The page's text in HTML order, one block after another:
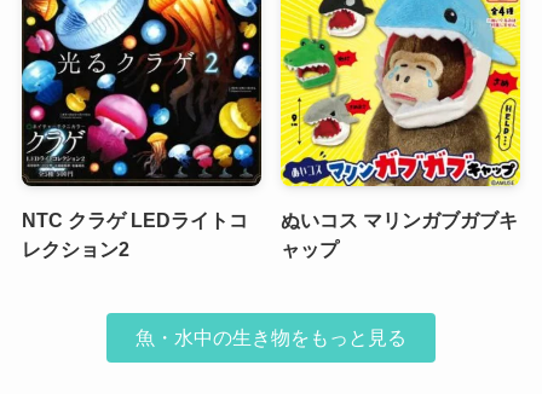
NTC クラゲ LEDライトコ
レクション2
ぬいコス マリンガブガブキ
ャップ
魚・水中の生き物をもっと見る